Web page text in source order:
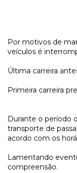
Por motivos de
veículos é
Última carreira
Primeira carreira
Durante o período
transporte de
acordo com os
Lamentando
compreensão.